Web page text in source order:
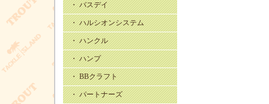
・ バスデイ
・ ハルシオンシステム
・ ハンクル
・ ハンプ
・ BBクラフト
・ パートナーズ